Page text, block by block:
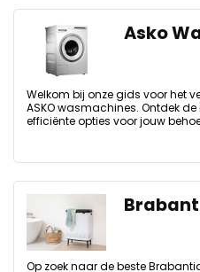
Asko
Welkom bij onze gids voor het
ASKO wasmachines. Ontdek
efficiënte opties voor jouw
Op zoek naar de beste